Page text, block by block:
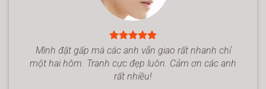
Mình đặt gấp mà các anh vẫn giao rất nhanh chỉ
một hai hôm. Tranh cực đẹp luôn. Cảm ơn các anh
rất nhiều!